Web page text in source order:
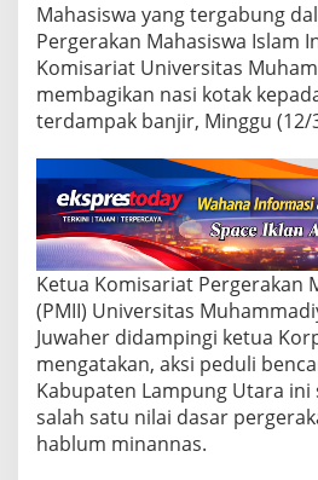
T
e
r
d
a
m
p
a
k
B
a
n
j
i
r
Mahasiswa yang tergabung
Pergerakan Mahasiswa Islam
Komisariat Universitas
membagikan nasi kotak
terdampak banjir, Minggu (12/
Ketua Komisariat Pergerakan
(PMII) Universitas
Juwaher didampingi ketua
mengatakan, aksi peduli
Kabupaten Lampung Utara ini
salah satu nilai dasar
hablum minannas.